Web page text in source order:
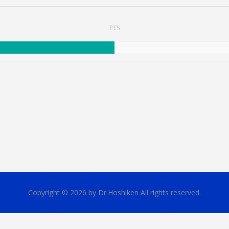
PTS
Copyright © 2026 by Dr.Hoshiken All rights reserved.